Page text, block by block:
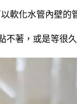
軟化水管內壁的
不著，或是等很